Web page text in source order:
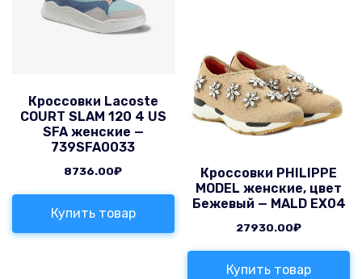
Кроссовки Lacoste
COURT SLAM 120 4 US
SFA женские —
739SFA0033
8736.00₽
Купить товар
Кроссовки PHILIPPE
MODEL женские, цвет
Бежевый — MALD EX04
27930.00₽
Купить товар